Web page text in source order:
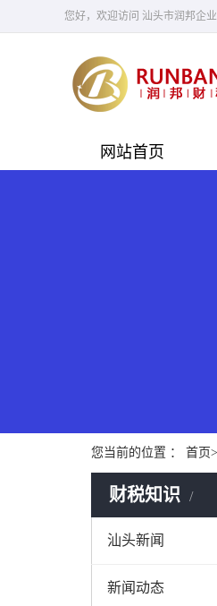
您好，欢迎访问 汕头市润邦企
网站首页
您当前的位置 ： 首页>
财税知识
汕头新闻
新闻动态